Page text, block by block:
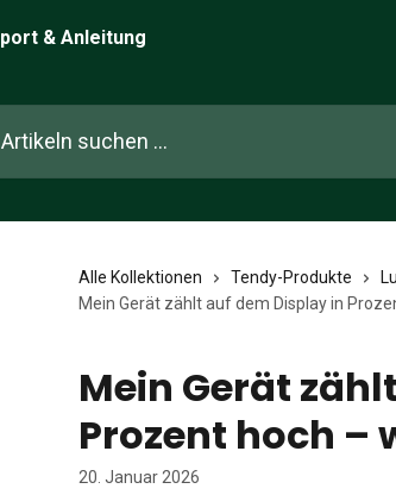
…
Alle Kollektionen Tendy-Produkte
Mein Gerät zählt auf dem Display in
Mein Gerät
Prozent hoch –
20. Januar 2026